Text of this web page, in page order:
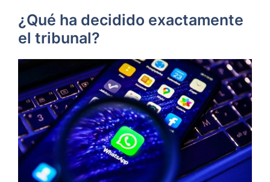
¿Qué ha decidido exactamente
el tribunal?